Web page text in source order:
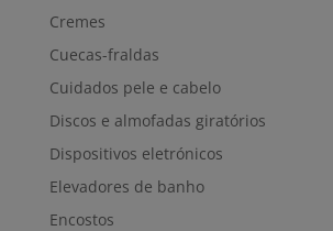
Cremes
Cuecas-fraldas
Cuidados pele e cabelo
Discos e almofadas giratórios
Dispositivos eletrónicos
Elevadores de banho
Encostos